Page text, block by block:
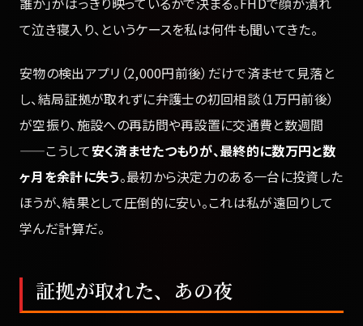
て泣き寝入り、というケースを私は何件も聞いてきた。
安物の検出アプリ（2,000円前後）だけで済ませて見落と
し、結局証拠が取れずに弁護士の初回相談（1万円前後）
が空振り、施設への再訪問や再設置に交通費と数週間
——こうして安く済ませたつもりが、最終的に数万円と数
ヶ月を余計に失う。最初から決定力のある一台に投資した
ほうが、結果として圧倒的に安い。これは私が遠回りして
学んだ計算だ。
証拠が取れた、あの夜